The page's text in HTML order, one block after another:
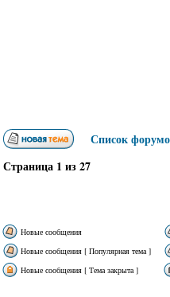
Список
Страница 1 из27
Новые сообщения
Новые сообщения [ Популярная тема ]
Новые сообщения [ Тема закрыта ]